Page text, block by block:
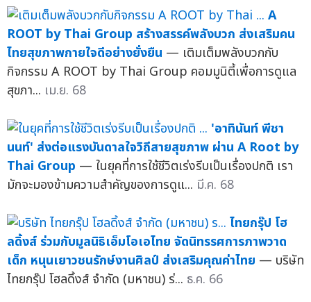
A
ROOT by Thai Group สร้างสรรค์พลังบวก ส่งเสริมคน
ไทยสุขภาพกายใจดีอย่างยั่งยืน — เติมเต็มพลังบวกกับ
กิจกรรม A ROOT by Thai Group คอมมูนิตี้เพื่อการดูแล
สุขภา... เม.ย. 68
'อาทินันท์ พีชา
นนท์' ส่งต่อแรงบันดาลใจวิถีสายสุขภาพ ผ่าน A Root by
Thai Group — ในยุคที่การใช้ชีวิตเร่งรีบเป็นเรื่องปกติ เรา
มักจะมองข้ามความสำคัญของการดูแ... มี.ค. 68
ไทยกรุ๊ป โฮ
ลดิ้งส์ ร่วมกับมูลนิธิเอ็มโอเอไทย จัดนิทรรศการภาพวาด
เด็ก หนุนเยาวชนรักษ์งานศิลป์ ส่งเสริมคุณค่าไทย — บริษัท
ไทยกรุ๊ป โฮลดิ้งส์ จำกัด (มหาชน) ร่... ธ.ค. 66